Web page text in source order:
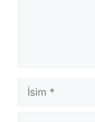
İsim